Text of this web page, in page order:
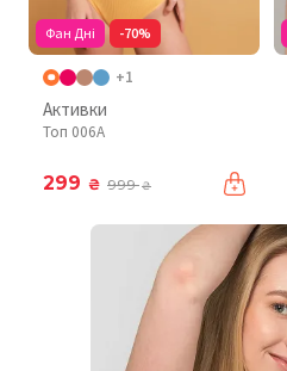
Фан Дні -70%
+1
Активки
Топ 006A
299 ₴ 999₴